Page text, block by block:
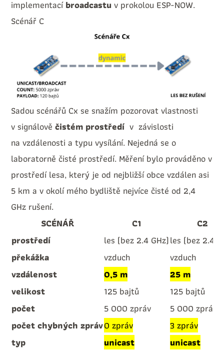
implementacíbroadcastu v prokolou ESP-NOW.
Scénář C
Sadou scénářů Cx se snažím pozorovat vlastnosti
v signálověčistém prostředí v závislosti
na vzdálenosti a typu vysílání. Nejedná se o
laboratorně čisté prostředí. Měření bylo prováděno v
prostředí lesa, který je od nejbližší obce vzdálen asi
5 km a v okolí mého bydliště nejvíce čisté od 2,4
GHz rušení.
SCÉNÁŘ
C1
C2
prostředí
les (bez 2.4 GHz)les (bez 2.4
překážka
vzduch
vzduch
vzdálenost
0,5 m
25 m
velikost
125 bajtů
125 bajtů
počet
5 000 zpráv
5 000 zpráv
počet chybných zpráv0 zpráv
3 zpráv
typ
unicast unicast